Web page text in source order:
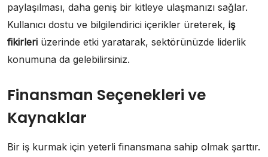
paylaşılması, daha geniş bir kitleye ulaşmanızı sağlar.
Kullanıcı dostu ve bilgilendirici içerikler üreterek, iş
fikirleri üzerinde etki yaratarak, sektörünüzde liderlik
konumuna da gelebilirsiniz.
Finansman Seçenekleri ve
Kaynaklar
Bir iş kurmak için yeterli finansmana sahip olmak şarttır.